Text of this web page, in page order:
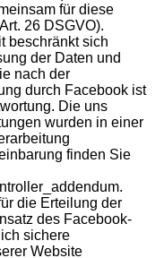
für diese
26 DSGVO).
beschränkt sich
der Daten und
nach der
durch Facebook ist
Die uns
wurden in einer
finden Sie
die Erteilung der
des Facebook-
sichere
Website